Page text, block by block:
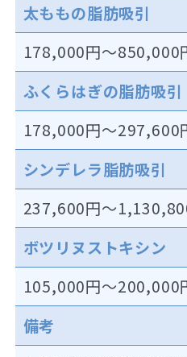
太ももの脂肪吸引
178,000円～850,000
ふくらはぎの脂肪吸引
178,000円～297,600
シンデレラ脂肪吸引
237,600円～
ボツリヌストキシン
105,000円～200,000
備考